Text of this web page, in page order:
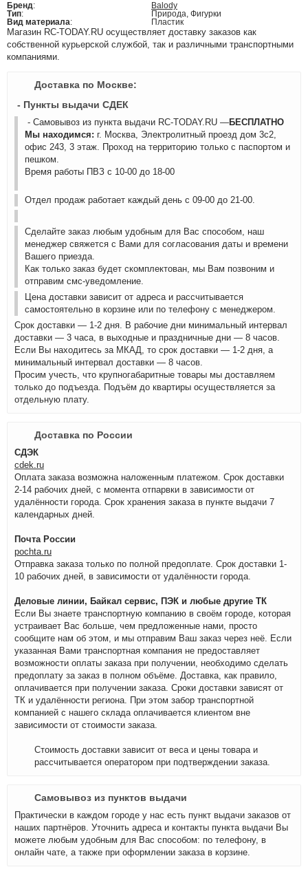
Бренд:
Balody
Тип:
Природа, Фигурки
Вид материала: Пластик
Магазин RC-TODAY.RU осуществляет доставку заказов как
собственной курьерской службой, так и различными транспортными
компаниями.
Доставка по Москве:
- Пункты выдачи СДЕК
- Самовывоз из пункта выдачи RC-TODAY.RU —БЕСПЛАТНО
Мы находимся: г. Москва, Электролитный проезд дом 3с2,
офис 243, 3 этаж. Проход на территорию только с паспортом и
пешком.
Время работы ПВЗ с 10-00 до 18-00
Отдел продаж работает каждый день с 09-00 до 21-00.
Сделайте заказ любым удобным для Вас способом, наш
менеджер свяжется с Вами для согласования даты и времени
Вашего приезда.
Как только заказ будет скомплектован, мы Вам позвоним и
отправим смс-уведомление.
Цена доставки зависит от адреса и рассчитывается
самостоятельно в корзине или по телефону с менеджером.
Срок доставки — 1-2 дня. В рабочие дни минимальный интервал
доставки — 3 часа, в выходные и праздничные дни — 8 часов.
Если Вы находитесь за МКАД, то срок доставки — 1-2 дня, а
минимальный интервал доставки — 8 часов.
Просим учесть, что крупногабаритные товары мы доставляем
только до подъезда. Подъём до квартиры осуществляется за
отдельную плату.
Доставка по России
СДЭК
cdek.ru
Оплата заказа возможна наложенным платежом. Срок доставки
2-14 рабочих дней, с момента отпарвки в зависимости от
удалённости города. Срок хранения заказа в пункте выдачи 7
календарных дней.
Почта России
pochta.ru
Отправка заказа только по полной предоплате. Срок доставки 1-
10 рабочих дней, в зависимости от удалённости города.
Деловые линии, Байкал сервис, ПЭК и любые другие ТК
Если Вы знаете транспортную компанию в своём городе, которая
устраивает Вас больше, чем предложенные нами, просто
сообщите нам об этом, и мы отправим Ваш заказ через неё. Если
указанная Вами транспортная компания не предоставляет
возможности оплаты заказа при получении, необходимо сделать
предоплату за заказ в полном объёме. Доставка, как правило,
оплачивается при получении заказа. Сроки доставки зависят от
ТК и удалённости региона. При этом забор транспортной
компанией с нашего склада оплачивается клиентом вне
зависимости от стоимости заказа.
Стоимость доставки зависит от веса и цены товара и
рассчитывается оператором при подтверждении заказа.
Самовывоз из пунктов выдачи
Практически в каждом городе у нас есть пункт выдачи заказов от
наших партнёров. Уточнить адреса и контакты пункта выдачи Вы
можете любым удобным для Вас способом: по телефону, в
онлайн чате, а также при оформлении заказа в корзине.